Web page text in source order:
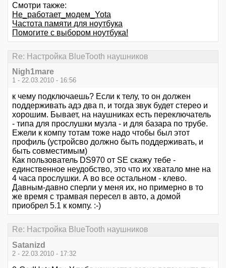
Смотри также:
Не_работает_модем_Yota
Частота памяти для ноутбука
Помогите с выбором ноутбука!
Re: Настройка BlueTooth наушников
Nigh1mare
1 - 22.03.2010 - 16:56
к чему подключаешь? Если к телу, то он должен
поддерживать адэ два п, и тогда звук будет стерео и
хорошим. Бывает, на наушниках есть переключатель
- типа для прослушки музла - и для базара по трубе.
Ежели к компу тотам тоже надо чтобы был этот
профиль (устройсво должно быть поддерживать, и
быть совместимым)
Как пользователь DS970 от SE скажу тебе -
единственное неудобство, это что их хватало мне на
4 часа прослушки. А во все остальном - клево.
Давным-давно сперли у меня их, но примерно в то
же время с трамвая пересел в авто, а домой
приобрел 5.1 к компу. :-)
Re: Настройка BlueTooth наушников
Satanizd
2 - 22.03.2010 - 17:32